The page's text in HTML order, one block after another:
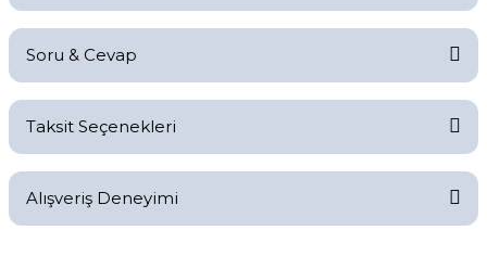
Yorum Yaz
Soru & Cevap
Soru Sor
Taksit Seçenekleri
Alışveriş Deneyimi